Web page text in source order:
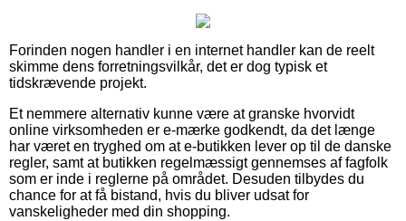
Forinden nogen handler i en internet handler kan de reelt
skimme dens forretningsvilkår, det er dog typisk et
tidskrævende projekt.
Et nemmere alternativ kunne være at granske hvorvidt
online virksomheden er e-mærke godkendt, da det længe
har været en tryghed om at e-butikken lever op til de danske
regler, samt at butikken regelmæssigt gennemses af fagfolk
som er inde i reglerne på området. Desuden tilbydes du
chance for at få bistand, hvis du bliver udsat for
vanskeligheder med din shopping.